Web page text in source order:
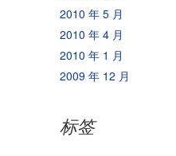
2010 年 5 月
2010 年 4 月
2010 年 1 月
2009 年 12 月
标签